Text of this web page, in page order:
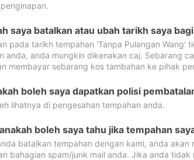
saya batalkan atau ubah tarikh saya
pada tarikh tempahan 'Tanpa Pulangan
anda, anda mungkin dikenakan caj. Sebarang
membayar sebarang kos tambahan ke pihak
boleh saya dapatkan polisi
lihatnya di pengesahan tempahan anda.
boleh saya tahu jika tempahan
batalkan tempahan dengan kami, anda
bahagian spam/junk mail anda. Jika anda